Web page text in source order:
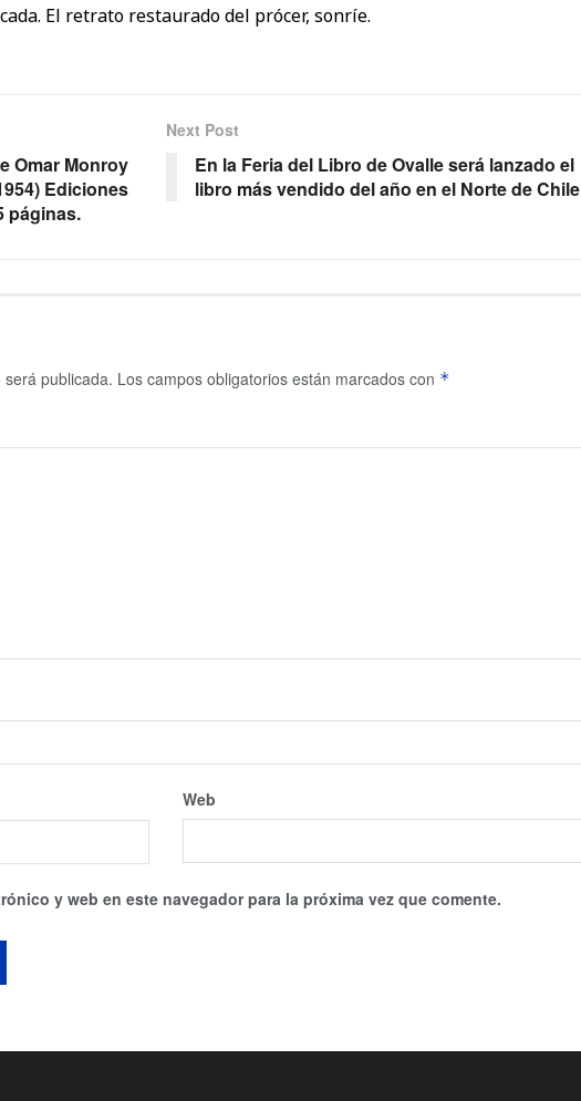
El retrato restaurado del prócer, sonríe.
Omar Monroy
Ediciones
páginas.
Next Post
En la Feria del Libro de Ovalle será lanzado el
libro más vendido del año en el Norte de Chile
publicada. Los campos obligatorios están marcados con *
Web
y web en este navegador para la próxima vez que comente.